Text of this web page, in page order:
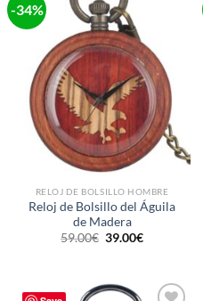
-34%
à la liste
de
souhaits
RELOJ DE BOLSILLO HOMBRE
Reloj de Bolsillo del Águila
de Madera
59.00€ El
59.00€.
39.00€El
39.00€.